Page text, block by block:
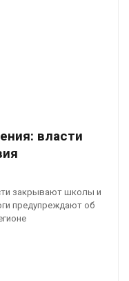
власти
закрывают школы и
предупреждают об